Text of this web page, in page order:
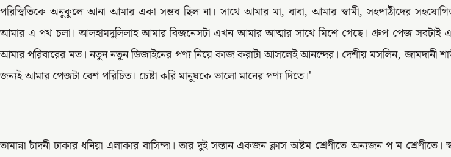
পরিস্থিতিকে অনুকূলে আনা আমার একা সম্ভব ছিল না। সাথে আমার মা, বাবা, আমার স্বামী, সহপাঠীদের
আমার এ পথ চলা। আলহামদুলিলাহ আমার বিজনেসটা এখন আমার আত্মার সাথে মিশে গেছে। গ্রুপ পেজ সবটাই
আমার পরিবারের মত। নতুন নতুন ডিজাইনের পণ্য নিয়ে কাজ করাটা আসলেই আনন্দের। দেশীয় মসলিন, জামদানী
জন্যই আমার পেজটা বেশ পরিচিত। চেষ্টা করি মানুষকে ভালো মানের পণ্য দিতে।'
তামান্না চাঁদনী ঢাকার ধনিয়া এলাকার বাসিন্দা। তার দুই সন্তান একজন ক্লাস অষ্টম শ্রেণীতে অন্যজন প ম শ্রেণীতে।